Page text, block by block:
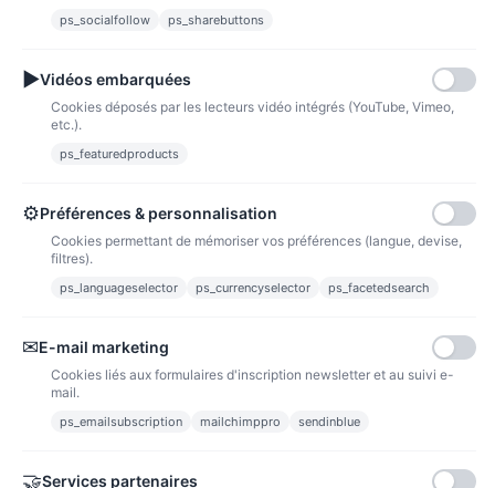
Fidélité
bons de réductions.
Notre société
Nous suivre
ps_socialfollow ps_sharebuttons
▶Vidéos embarquées
Cookies déposés par les lecteurs vidéo intégrés (YouTube, Vimeo,
etc.).
ps_featuredproducts
⚙Préférences & personnalisation
Cookies permettant de mémoriser vos préférences (langue, devise,
filtres).
ps_languageselector ps_currencyselector ps_facetedsearch
✉E-mail marketing
Cookies liés aux formulaires d'inscription newsletter et au suivi e-
mail.
ps_emailsubscription mailchimppro sendinblue
🤝Services partenaires